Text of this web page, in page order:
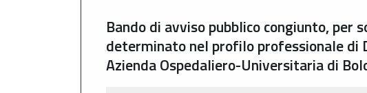
Bando di avviso pubblico congiunto,
determinato nel profilo professionale di
Azienda Ospedaliero-Universitaria di